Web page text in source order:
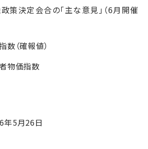
政策決定会合の｢主な意見｣（6月開催
数（確報値）
物価指数
年5月26日